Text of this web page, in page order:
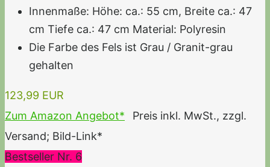
Innenmaße: Höhe: ca.: 55 cm, Breite ca.: 47
cm Tiefe ca.: 47 cm Material: Polyresin
Die Farbe des Fels ist Grau / Granit-grau
gehalten
123,99 EUR
Zum Amazon Angebot*
Preis inkl. MwSt., zzgl.
Versand; Bild-Link*
Bestseller Nr. 6